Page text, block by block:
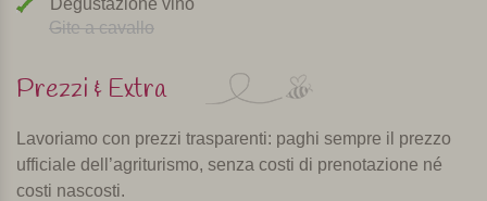
Gite a cavallo
Prezzi & Extra
Lavoriamo con prezzi trasparenti: paghi sempre il prezzo
ufficiale dell’agriturismo, senza costi di prenotazione né
costi nascosti.